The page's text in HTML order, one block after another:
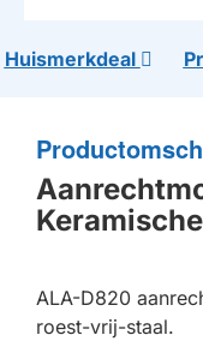
Huismerkdeal
ALA-D820
roest-vrij-staal.